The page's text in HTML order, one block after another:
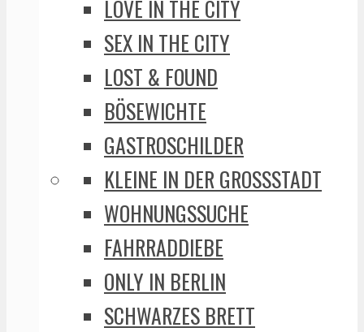
LOVE IN THE CITY
SEX IN THE CITY
LOST & FOUND
BÖSEWICHTE
GASTROSCHILDER
KLEINE IN DER GROSSSTADT
WOHNUNGSSUCHE
FAHRRADDIEBE
ONLY IN BERLIN
SCHWARZES BRETT